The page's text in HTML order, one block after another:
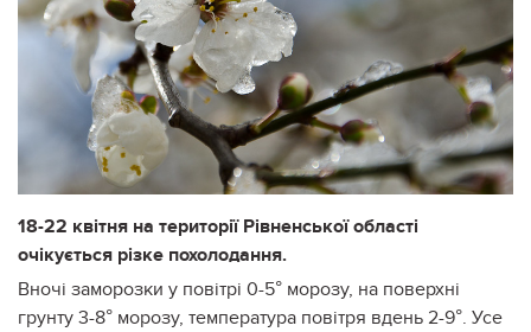
18-22 квітня на території Рівненської області
очікується різке похолодання.
Вночі заморозки у повітрі 0-5° морозу, на поверхні
грунту 3-8° морозу, температура повітря вдень 2-9°. Усе